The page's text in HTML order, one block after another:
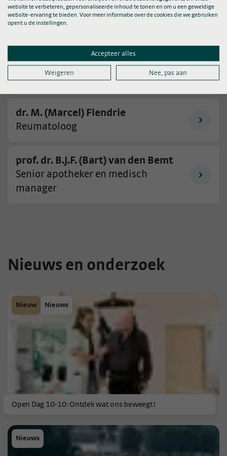
Lise Verhoef PhD
Jeffrey van der Ven MSc
Junior Onderzoeker
dr. M. (Marcel) Flendrie
Reumatoloog
prof. dr. B.J.F. (Bart) van den Bemt
Senior apotheker en medisch
manager
Nieuws en onderzoek
Open Dag 10-10: Ontdek wat ons beweegt!
Nieuw Nieuws
Nieuws
website te verbeteren, gepersonaliseerde inhoud te tonen en om u een geweldige
website-ervaring te bieden. Voor meer informatie over de cookies die we gebruiken
opent u de instellingen.
Accepteer alles
Weigeren Nee, pas aan